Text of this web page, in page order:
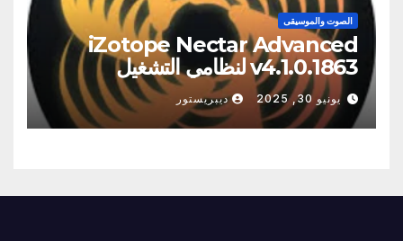
الصوت والموسيقى
iZotope Nectar Advanced
v4.1.0.1863 لنظامي التشغيل
Windows/Macos
يونيو 30, 2025 ديبريستور